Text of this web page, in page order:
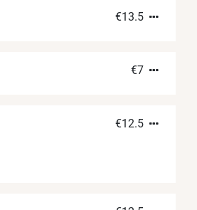
€13.5
€7
€12.5